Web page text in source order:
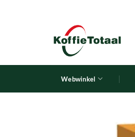
Webwinkel